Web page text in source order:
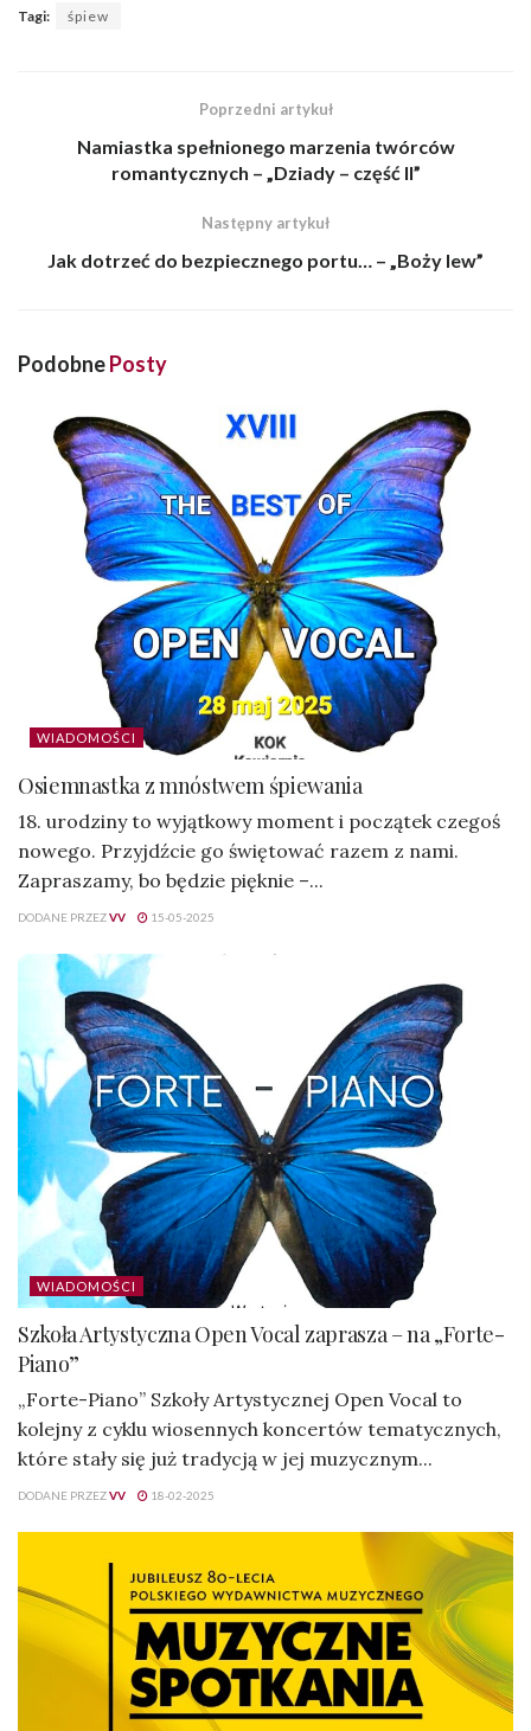
Tagi: śpiew
Poprzedni artykuł
Namiastka spełnionego marzenia twórców
romantycznych – „Dziady – część II”
Następny artykuł
Jak dotrzeć do bezpiecznego portu… – „Boży lew”
PodobnePosty
WIADOMOŚCI
Osiemnastka z mnóstwem śpiewania
18. urodziny to wyjątkowy moment i początek czegoś
nowego. Przyjdźcie go świętować razem z nami.
Zapraszamy, bo będzie pięknie –...
DODANE PRZEZVV 15-05-2025
WIADOMOŚCI
Szkoła Artystyczna Open Vocal zaprasza – na „Forte-
Piano”
„Forte-Piano” Szkoły Artystycznej Open Vocal to
kolejny z cyklu wiosennych koncertów tematycznych,
które stały się już tradycją w jej muzycznym...
DODANE PRZEZVV 18-02-2025